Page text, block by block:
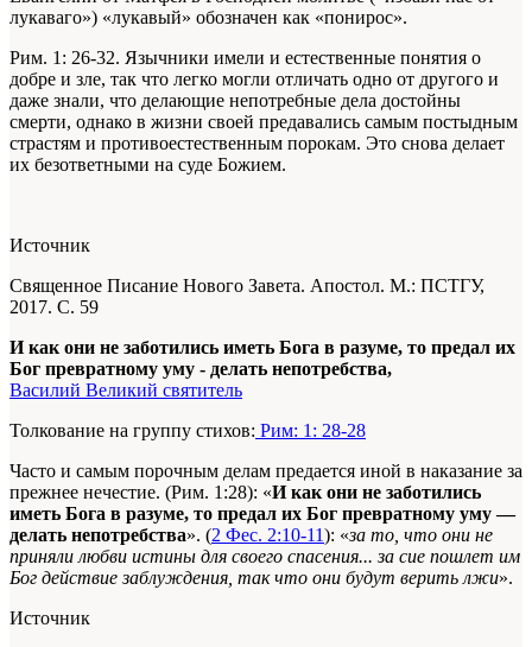
лукаваго») «лукавый» обозначен как «понирос».
Рим. 1: 26-32. Язычники имели и естественные понятия о
добре и зле, так что легко могли отличать одно от другого и
даже знали, что делающие непотребные дела достойны
смерти, однако в жизни своей предавались самым постыдным
страстям и противоестественным порокам. Это снова делает
их безответными на суде Божием.
Источник
Священное Писание Нового Завета. Апостол. М.: ПСТГУ,
2017. С. 59
И как они не заботились иметь Бога в разуме, то предал их
Бог превратному уму - делать непотребства,
Василий Великий святитель
Толкование на группу стихов: Рим: 1: 28-28
Часто и самым порочным делам предается иной в наказание за
прежнее нечестие. (Рим. 1:28): «И как они не заботились
иметь Бога в разуме, то предал их Бог превратному уму —
делать непотребства». (2 Фес. 2:10-11): «за то, что они не
приняли любви истины для своего спасения... за сие пошлет им
Бог действие заблуждения, так что они будут верить лжи».
Источник